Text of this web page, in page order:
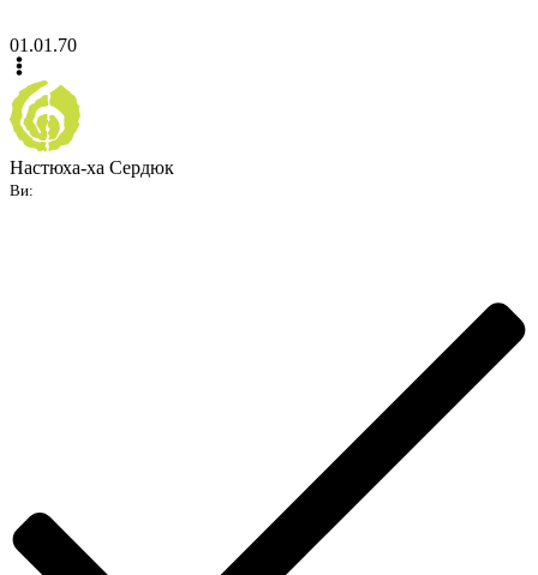
01.01.70
Настюха-ха Сердюк
Ви: